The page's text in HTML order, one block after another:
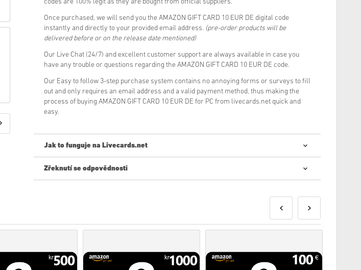
codes are 100% legit as they are bought from official suppliers.
Once purchased, we will send you the AMAZON GIFT CARD 10 EUR DE digital code
instantly and directly to your provided email address. (pre-order products will be
delivered before or on the release date mentioned)
Our Live Chat (24/7) and excellent customer support are always available in case you
have any trouble or questions regarding the AMAZON GIFT CARD 10 EUR DE code.
Our Easy to follow 3-step purchase system contains no annoying forms or surveys to fill
out and only requires an email address and a valid payment method, thus making the
process of buying AMAZON GIFT CARD 10 EUR DE for PC from livecards.net quick and
easy.
Jak to funguje na Livecards.net
Nový na Livecards.net? Nákup digitálních kódů je rychlý a jednoduchý:
Zřeknutí se odpovědnosti
• Kupujete pouze digitální produkt.
našehoKontaktujte nás
• Tyto kódy ke stažení jsou vytvořeny vývojářem hry a jsou tedy originální.